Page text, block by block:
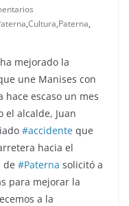
,Cultura,Paterna,
mejorado la
une Manises con
escaso un mes
el alcalde, Juan
#accidente que
hacia el
de #Paterna solicitó a
para mejorar la
a la